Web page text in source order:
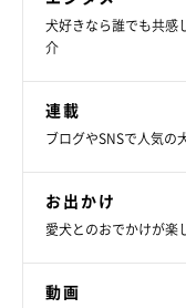
犬好きなら誰でも共感
介
連載
ブログやSNSで人気の
お出かけ
愛犬とのおでかけが楽
動画